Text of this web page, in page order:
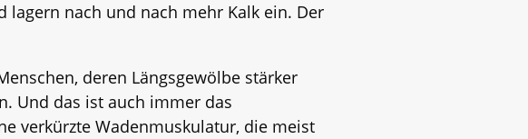
nach und nach mehr Kalk ein. Der
deren Längsgewölbe stärker
Und das ist auch immer das
verkürzte Wadenmuskulatur, die meist